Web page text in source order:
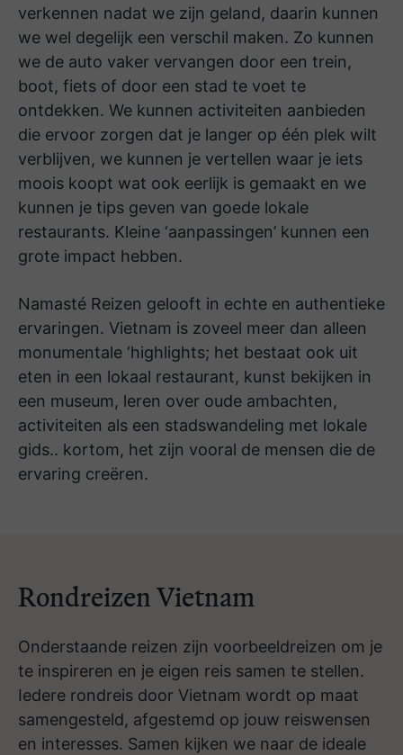
Pass
Phong Nha
het nationale park
Mui Né
Phan Thiet
Mekong Delta
Can Tho
Phu Quoc
Dao
verkennen nadat we zijn geland, daarin kunnen
we wel degelijk een verschil maken. Zo kunnen
we de auto vaker vervangen door een trein,
boot, fiets of door een stad te voet te
ontdekken. We kunnen activiteiten aanbieden
die ervoor zorgen dat je langer op één plek wilt
verblijven, we kunnen je vertellen waar je iets
moois koopt wat ook eerlijk is gemaakt en we
kunnen je tips geven van goede lokale
restaurants. Kleine ‘aanpassingen’ kunnen een
grote impact hebben.
Namasté Reizen gelooft in echte en authentieke
ervaringen. Vietnam is zoveel meer dan alleen
monumentale ‘highlights; het bestaat ook uit
eten in een lokaal restaurant, kunst bekijken in
een museum, leren over oude ambachten,
activiteiten als een stadswandeling met lokale
gids.. kortom, het zijn vooral de mensen die de
ervaring creëren.
Rondreizen Vietnam
Onderstaande reizen zijn voorbeeldreizen om je
te inspireren en je eigen reis samen te stellen.
Iedere rondreis door Vietnam wordt op maat
samengesteld, afgestemd op jouw reiswensen
en interesses. Samen kijken we naar de ideale